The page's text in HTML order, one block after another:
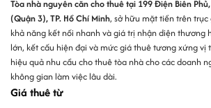
Tòa nhà nguyên căn cho thuê tại 199 Điện Biên
(Quận 3), TP. Hồ Chí Minh, sở hữu mặt tiền trên
khả năng kết nối nhanh và giá trị nhận diện thương
lớn, kết cấu hiện đại và mức giá thuê tương xứng vị
hiệu quả nhu cầu cho thuê tòa nhà cho các doanh
không gian làm việc lâu dài.
Giá thuê từ